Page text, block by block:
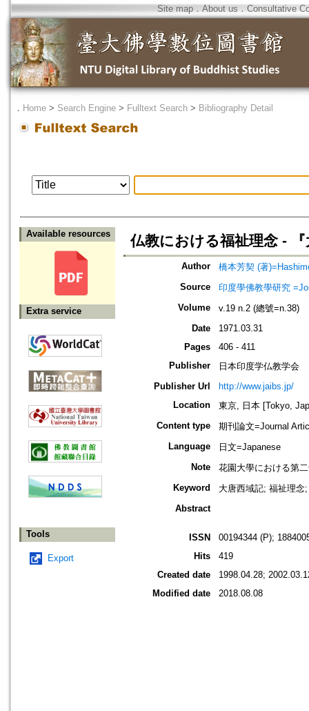
Site map．About us ． Consultative
． Home > Search Engine > Fulltext Search > Bibliography Detail
Available resources
Extra service
Tools
Export
仏教における福祉理念 -
Author
橋本芳契 (著
Source
印度學佛教學研究
Volume
v.19 n.2 (總號=n.38)
Date
1971.03.31
Pages
406 - 411
Publisher
日本印度学仏教学会
Publisher Url
http://www.jaibs.jp/
Location
東京, 日本 [Tokyo,
Content type
期刊論文=Journal
Language
日文=Japanese
Note
花園大學における第
Keyword
大唐西域記; 福祉理念
Abstract
ISSN
00194344 (P);
Hits
419
Created date
1998.04.28;
Modified date
2018.08.08